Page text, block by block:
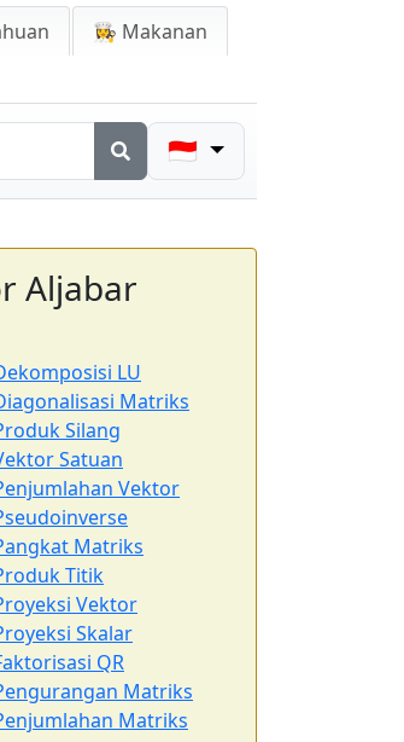
👩‍🍳 Makanan
🇮🇩
Aljabar
LU
Matriks
Silang
Satuan
Vektor
Matriks
Titik
Vektor
Skalar
QR
Matriks
Matriks